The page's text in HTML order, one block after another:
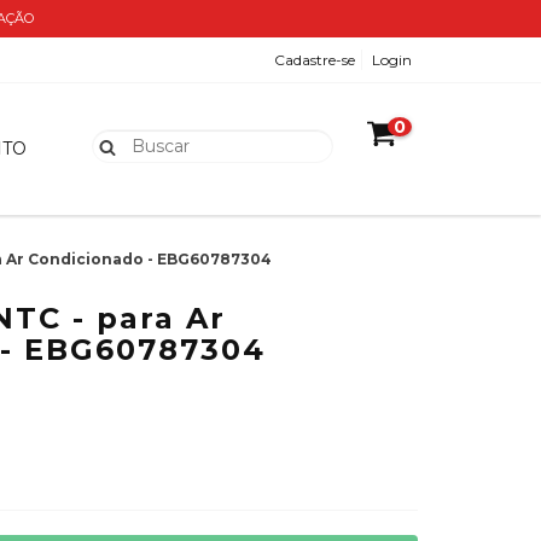
Cadastre-se Login
0
Ar Condicionado - EBG60787304
- para Ar
EBG60787304